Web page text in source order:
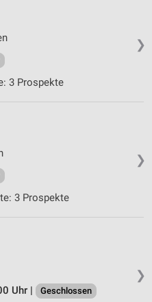
❯
3 Prospekte
❯
3 Prospekte
❯
Uhr |
Geschlossen